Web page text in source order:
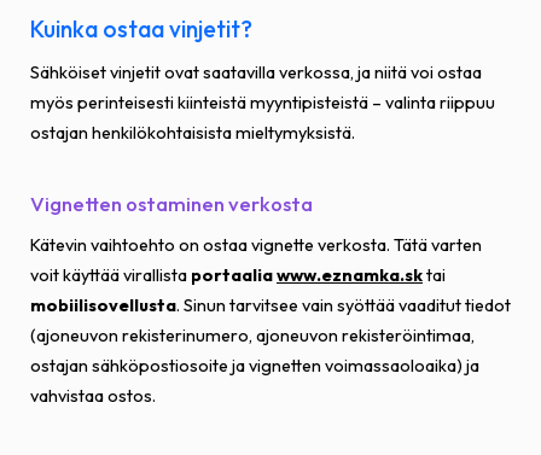
Kuinka ostaa vinjetit?
Sähköiset vinjetit ovat saatavilla verkossa, ja niitä voi ostaa
myös perinteisesti kiinteistä myyntipisteistä – valinta riippuu
ostajan henkilökohtaisista mieltymyksistä.
Vignetten ostaminen verkosta
Kätevin vaihtoehto on ostaa vignette verkosta. Tätä varten
voit käyttää virallista portaaliawww.eznamka.sktai
mobiilisovellusta. Sinun tarvitsee vain syöttää vaaditut tiedot
(ajoneuvon rekisterinumero, ajoneuvon rekisteröintimaa,
ostajan sähköpostiosoite ja vignetten voimassaoloaika) ja
vahvistaa ostos.